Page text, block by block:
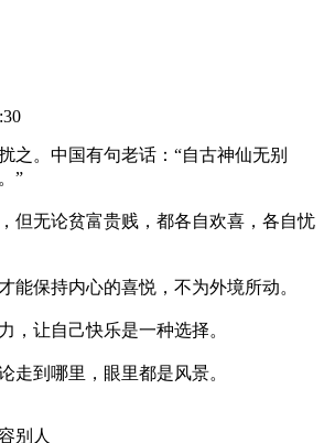
之。中国有句老话：“自古神仙无别
”
但无论贫富贵贱，都各自欢喜，各自忧
能保持内心的喜悦，不为外境所动。
，让自己快乐是一种选择。
走到哪里，眼里都是风景。
别人